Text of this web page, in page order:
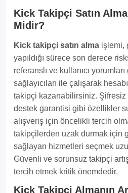
Kick Takipçi Satın
Midir?
Kick takipçi satın alma işlemi,
yapıldığı sürece son derece
referanslı ve kullanıcı
sağlayıcıları ile çalışarak
takipçi kazanabilirsiniz. Şifresiz
destek garantisi gibi özellikler
alışveriş için öncelikli tercih
takipçilerden uzak durmak için
sağlayan hizmetleri seçmek
Güvenli ve sorunsuz takipçi
tercih etmek kritik önemdedir.
Kick Takipçi Almanın